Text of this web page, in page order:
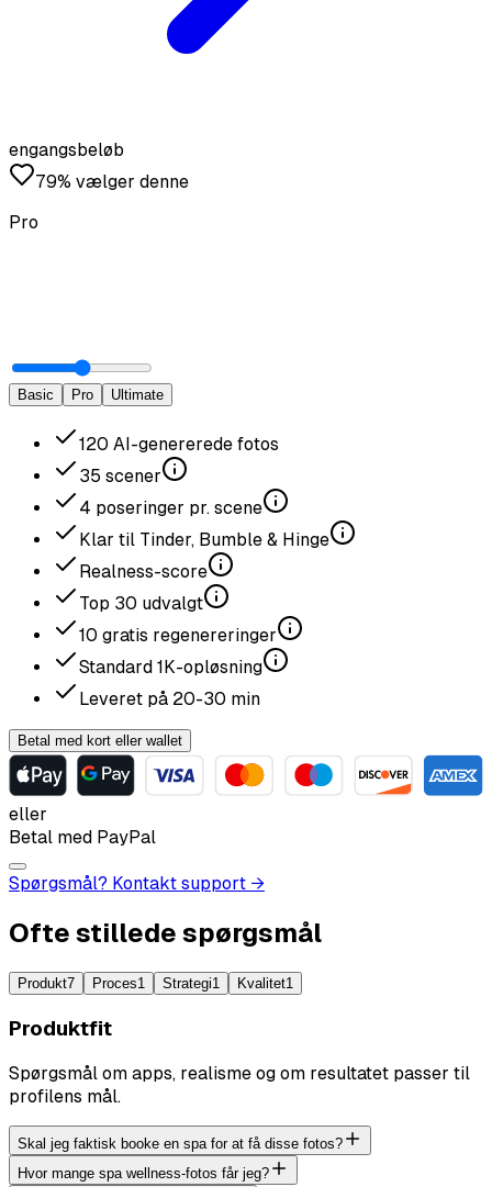
engangsbeløb
79% vælger denne
Pro
Basic Pro Ultimate
120 AI-genererede fotos
35 scener
4 poseringer pr. scene
Klar til Tinder, Bumble & Hinge
Realness-score
Top 30 udvalgt
10 gratis regenereringer
Standard 1K-opløsning
Leveret på 20-30 min
Betal med kort eller wallet
eller
Betal med PayPal
Spørgsmål? Kontakt support →
Ofte stillede spørgsmål
Produkt7 Proces1 Strategi1 Kvalitet1
Produktfit
Spørgsmål om apps, realisme og om resultatet passer til
profilens mål.
Skal jeg faktisk booke en spa for at få disse fotos?
Hvor mange spa wellness-fotos får jeg?